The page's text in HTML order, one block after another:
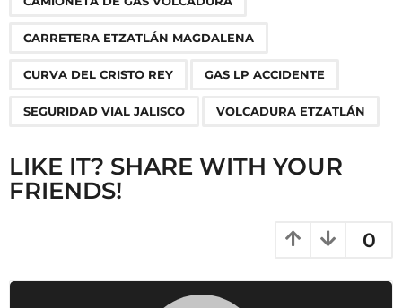
n
n
CARRETERA ETZATLÁN MAGDALENA
CURVA DEL CRISTO REY GAS LP ACCIDENTE
SEGURIDAD VIAL JALISCO VOLCADURA ETZATLÁN
LIKE IT? SHARE WITH YOUR
FRIENDS!
0